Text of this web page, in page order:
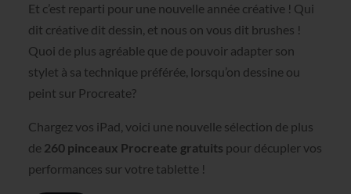
Et c’est reparti pour une nouvelle année créative ! Qui
dit créative dit dessin, et nous on vous dit brushes !
Quoi de plus agréable que de pouvoir adapter son
stylet à sa technique préférée, lorsqu’on dessine ou
peint sur Procreate?
Chargez vos iPad, voici une nouvelle sélection de plus
de 260 pinceaux Procreate gratuits pour décupler vos
performances sur votre tablette !